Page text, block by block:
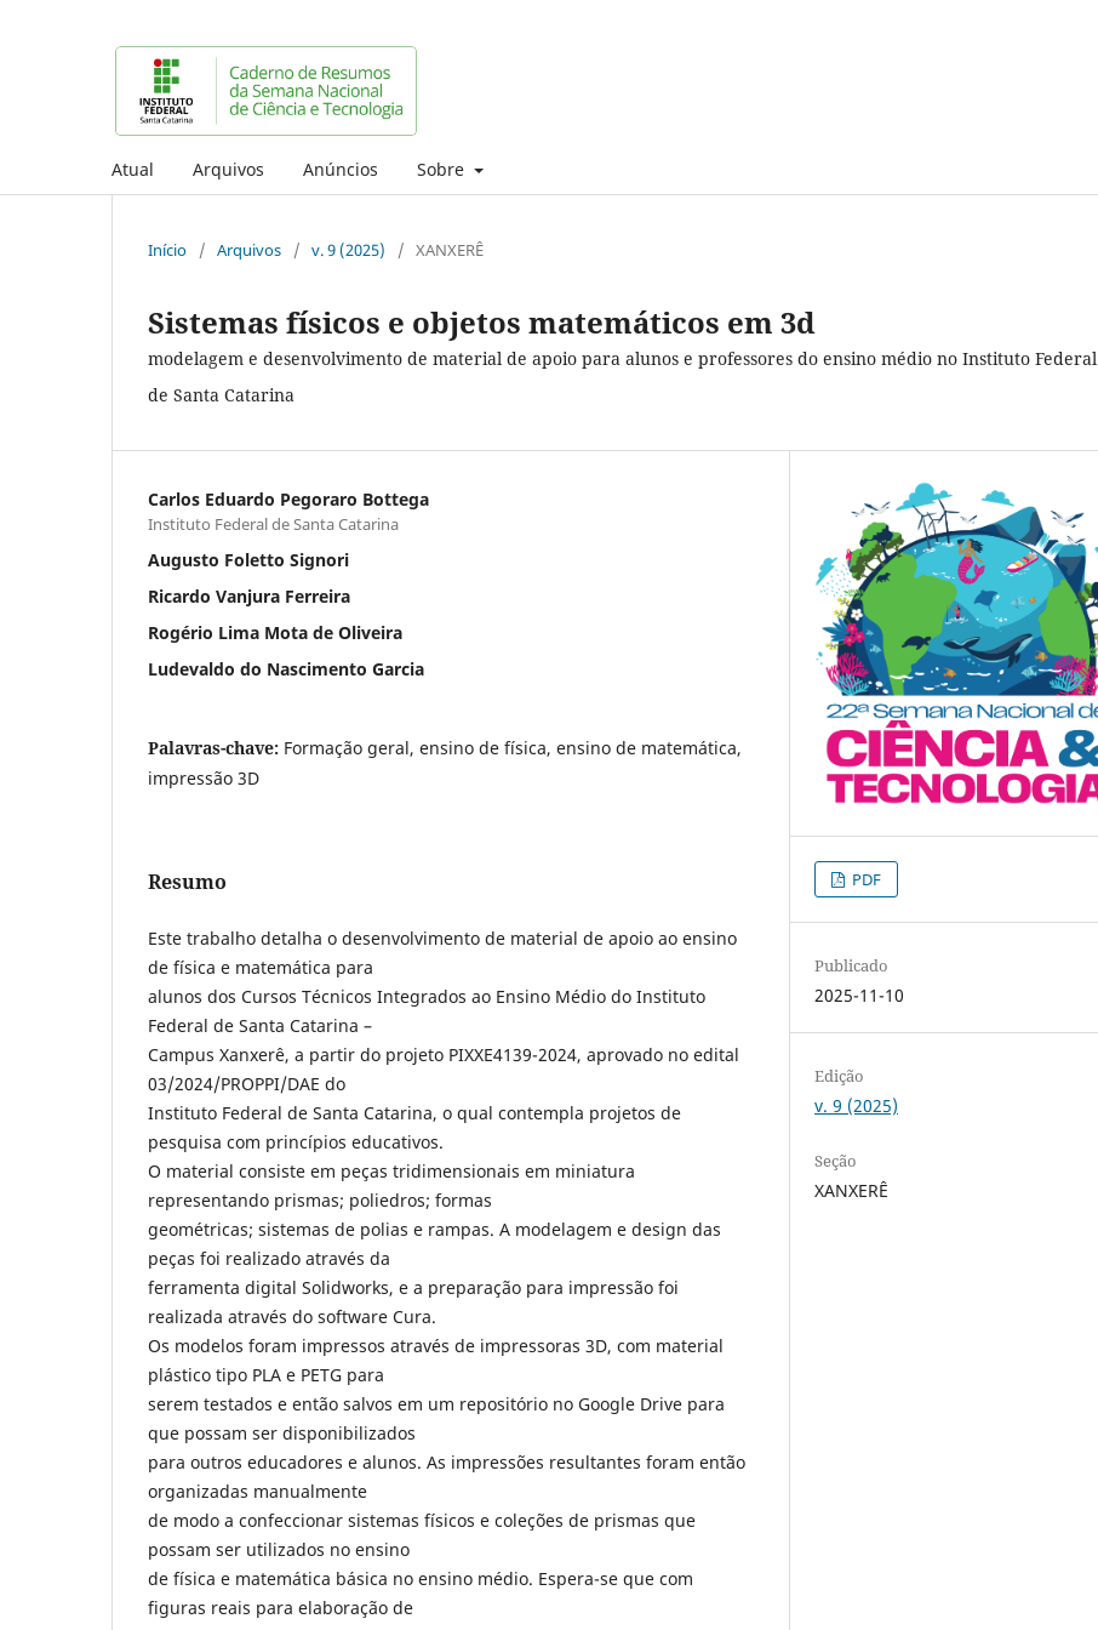
Atual Arquivos Anúncios Sobre
Início / Arquivos / v. 9 (2025) / XANXERÊ
Sistemas físicos e objetos matemáticos em 3d
modelagem e desenvolvimento de material de apoio para alunos e professores do ensino médio no Instituto Federal
de Santa Catarina
Carlos Eduardo Pegoraro Bottega
Instituto Federal de Santa Catarina
Augusto Foletto Signori
Ricardo Vanjura Ferreira
Rogério Lima Mota de Oliveira
Ludevaldo do Nascimento Garcia
Palavras-chave: Formação geral, ensino de física, ensino de matemática,
impressão 3D
Resumo
Este trabalho detalha o desenvolvimento de material de apoio ao ensino
de física e matemática para
alunos dos Cursos Técnicos Integrados ao Ensino Médio do Instituto
Federal de Santa Catarina –
Campus Xanxerê, a partir do projeto PIXXE4139-2024, aprovado no edital
03/2024/PROPPI/DAE do
Instituto Federal de Santa Catarina, o qual contempla projetos de
pesquisa com princípios educativos.
O material consiste em peças tridimensionais em miniatura
representando prismas; poliedros; formas
geométricas; sistemas de polias e rampas. A modelagem e design das
peças foi realizado através da
ferramenta digital Solidworks, e a preparação para impressão foi
realizada através do software Cura.
Os modelos foram impressos através de impressoras 3D, com material
plástico tipo PLA e PETG para
serem testados e então salvos em um repositório no Google Drive para
que possam ser disponibilizados
para outros educadores e alunos. As impressões resultantes foram então
organizadas manualmente
de modo a confeccionar sistemas físicos e coleções de prismas que
possam ser utilizados no ensino
de física e matemática básica no ensino médio. Espera-se que com
figuras reais para elaboração de
PDF
Publicado
2025-11-10
Edição
v. 9 (2025)
Seção
XANXERÊ